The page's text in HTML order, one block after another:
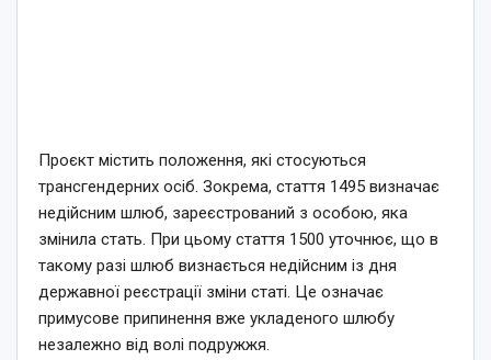
Проєкт містить положення, які стосуються
трансгендерних осіб. Зокрема, стаття 1495 визначає
недійсним шлюб, зареєстрований з особою, яка
змінила стать. При цьому стаття 1500 уточнює, що в
такому разі шлюб визнається недійсним із дня
державної реєстрації зміни статі. Це означає
примусове припинення вже укладеного шлюбу
незалежно від волі подружжя.